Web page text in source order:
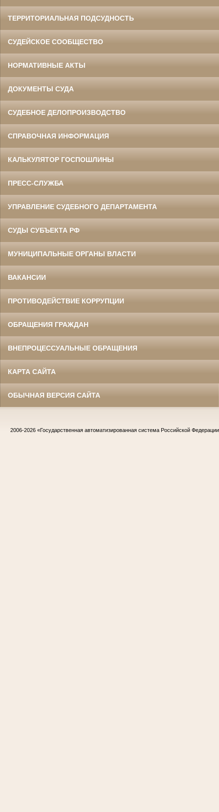
ТЕРРИТОРИАЛЬНАЯ ПОДСУДНОСТЬ
СУДЕЙСКОЕ СООБЩЕСТВО
НОРМАТИВНЫЕ АКТЫ
ДОКУМЕНТЫ СУДА
СУДЕБНОЕ ДЕЛОПРОИЗВОДСТВО
СПРАВОЧНАЯ ИНФОРМАЦИЯ
КАЛЬКУЛЯТОР ГОСПОШЛИНЫ
ПРЕСС-СЛУЖБА
УПРАВЛЕНИЕ СУДЕБНОГО ДЕПАРТАМЕНТА
СУДЫ СУБЪЕКТА РФ
МУНИЦИПАЛЬНЫЕ ОРГАНЫ ВЛАСТИ
ВАКАНСИИ
ПРОТИВОДЕЙСТВИЕ КОРРУПЦИИ
ОБРАЩЕНИЯ ГРАЖДАН
ВНЕПРОЦЕССУАЛЬНЫЕ ОБРАЩЕНИЯ
КАРТА САЙТА
ОБЫЧНАЯ ВЕРСИЯ САЙТА
2006-2026 «Государственная автоматизированная система Российской